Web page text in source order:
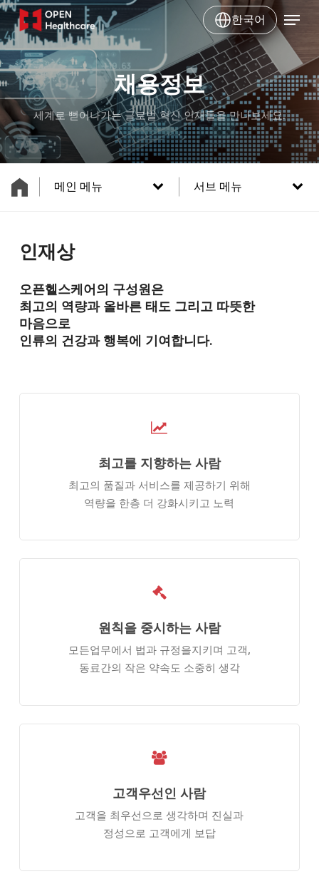
Skip
main
content
한국어 Menu
채용정보
세계로 뻗어나가는 글로벌 혁신 인재들을 만나보세요.
메인 메뉴 서브 메뉴
인재상
오픈헬스케어의 구성원은
최고의 역량과 올바른 태도 그리고 따뜻한
마음으로
인류의 건강과 행복에 기여합니다.
최고를 지향하는 사람
최고의 품질과 서비스를​ 제공하기 위해
역량을 한층 더​ 강화시키고 노력
원칙을 중시하는 사람
모든업무에서 법과 규정을​지키며 고객,
동료간의 작은​ 약속도 소중히 생각
고객우선인 사람
고객을 최우선으로 생각하며​ 진실과
정성으로 고객에게​ 보답